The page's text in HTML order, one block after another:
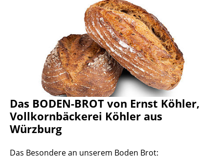
Das BODEN-BROT von Ernst Köhler,
Vollkornbäckerei Köhler aus
Würzburg
Das Besondere an unserem Boden Brot: